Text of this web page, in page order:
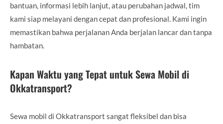
bantuan, informasi lebih lanjut, atau perubahan jadwal, tim
kami siap melayani dengan cepat dan profesional. Kami ingin
memastikan bahwa perjalanan Anda berjalan lancar dan tanpa
hambatan.
Kapan Waktu yang Tepat untuk Sewa Mobil di
Okkatransport?
Sewa mobil di Okkatransport sangat fleksibel dan bisa